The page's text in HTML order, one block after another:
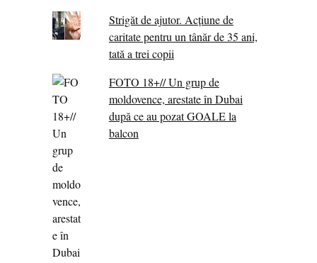
Strigăt de ajutor. Acțiune de
caritate pentru un tânăr de 35 ani,
tată a trei copii
FOTO 18+// Un grup de
moldovence, arestate în Dubai
după ce au pozat GOALE la
balcon